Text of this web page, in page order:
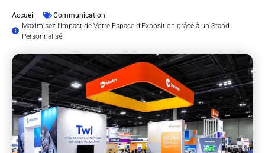
Accueil
Communication
Maximisez l’Impact de Votre Espace d’Exposition grâce à un Stand
Personnalisé